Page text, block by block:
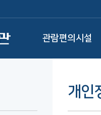
관람편의시설
개인